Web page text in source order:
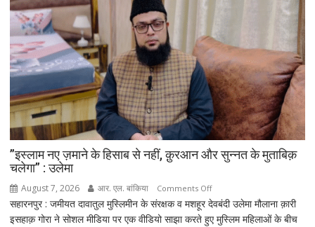
बोले-
हरियाली
व्यक्तिगत
जिम्मेदारी
”इस्लाम नए ज़माने के हिसाब से नहीं, क़ुरआन और सुन्नत के मुताबिक़
चलेगा” : उलेमा
August 7, 2026 आर. एल. बांकिया Comments Offon
”इस्लाम
नए
सहारनपुर : जमीयत दावातुल मुस्लिमीन के संरक्षक व मशहूर देवबंदी उलेमा मौलाना क़ारी
इसहाक़ गोरा ने सोशल मीडिया पर एक वीडियो साझा करते हुए मुस्लिम महिलाओं के बीच